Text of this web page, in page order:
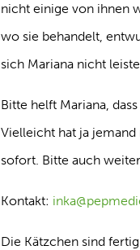
nicht einige von ihnen
wo sie behandelt,
sich Mariana nicht
Bitte helft Mariana,
Vielleicht hat ja
sofort. Bitte auch
Kontakt:
Die Kätzchen sind